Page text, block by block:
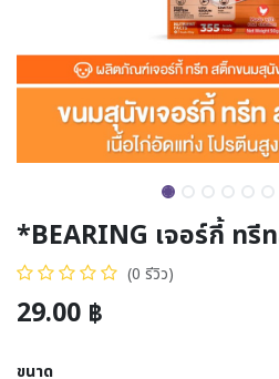
*BEARING เจอร์กี้ ทรี
(0 รีวิว)
29.00 ฿
ขนาด